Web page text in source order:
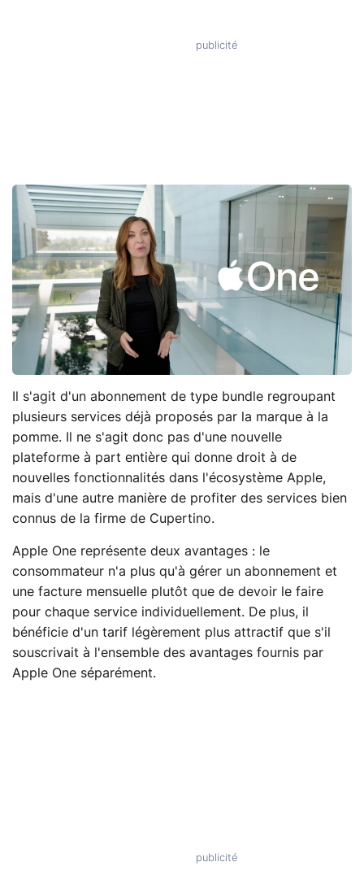
Il s'agit d'un abonnement de type bundle regroupant
plusieurs services déjà proposés par la marque à la
pomme. Il ne s'agit donc pas d'une nouvelle
plateforme à part entière qui donne droit à de
nouvelles fonctionnalités dans l'écosystème Apple,
mais d'une autre manière de profiter des services bien
connus de la firme de Cupertino.
Apple One représente deux avantages : le
consommateur n'a plus qu'à gérer un abonnement et
une facture mensuelle plutôt que de devoir le faire
pour chaque service individuellement. De plus, il
bénéficie d'un tarif légèrement plus attractif que s'il
souscrivait à l'ensemble des avantages fournis par
Apple One séparément.